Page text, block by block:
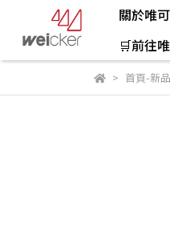
關於唯可
🛒前往
首頁-新